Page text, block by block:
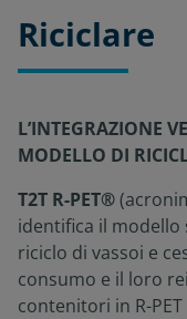
Riciclare
L’INTEGRAZIONE
MODELLO DI
T2T R-PET®
identifica il modello
riciclo di vassoi e
consumo e il loro
contenitori in R-